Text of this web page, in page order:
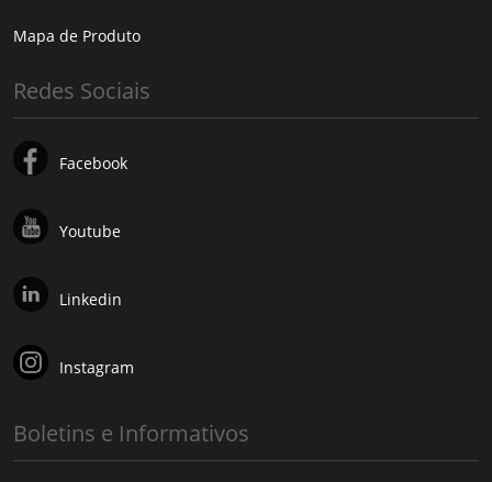
Mapa de Produto
Redes Sociais
Facebook
Youtube
Linkedin
Instagram
Boletins e Informativos